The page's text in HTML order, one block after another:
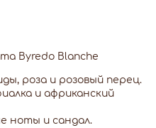
Byredo Blanche
роза и розовый перец.
и африканский
ноты и сандал.